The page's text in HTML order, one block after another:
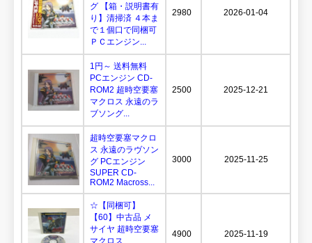
グ 【箱・説明書有
り】清掃済 ４本ま
で１個口で同梱可
ＰＣエンジン...
2980 2026-01-04
1円～ 送料無料
PCエンジン CD-
ROM2 超時空要塞
マクロス 永遠のラ
ブソング...
2500 2025-12-21
超時空要塞マクロ
ス 永遠のラヴソン
グ PCエンジン
SUPER CD-
ROM2 Macross...
3000 2025-11-25
☆【同梱可】
【60】中古品 メ
サイヤ 超時空要塞
マクロス
4900 2025-11-19